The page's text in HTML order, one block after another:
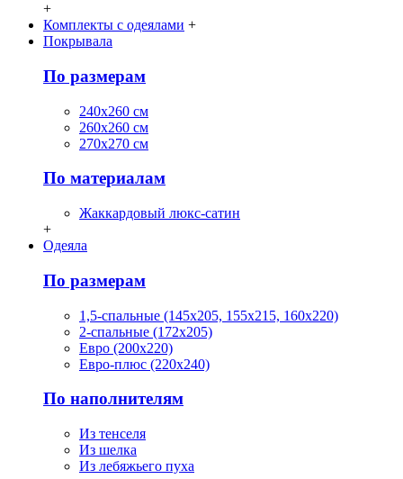
+
Комплекты с одеялами +
Покрывала
По размерам
240х260 см
260х260 см
270х270 см
По материалам
Жаккардовый люкс-сатин
+
Одеяла
По размерам
1,5-спальные (145х205, 155х215, 160х220)
2-спальные (172х205)
Евро (200х220)
Евро-плюс (220х240)
По наполнителям
Из тенселя
Из шелка
Из лебяжьего пуха